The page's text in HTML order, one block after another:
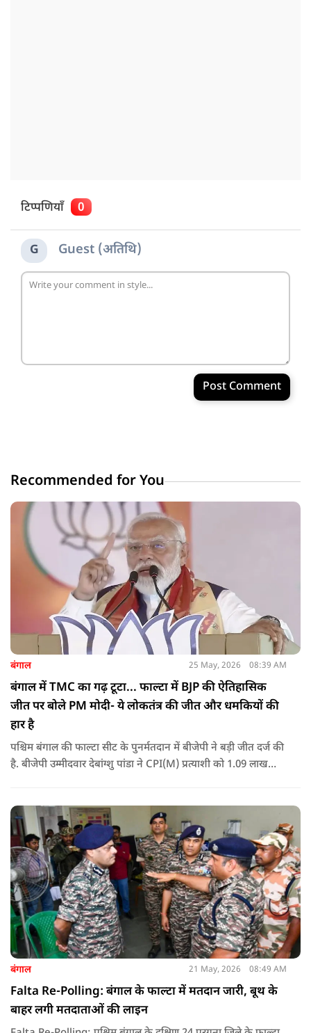
टिप्पणियाँ 0
G Guest (अतिथि)
Post Comment
Recommended for You
बंगाल 25 May, 2026 08:39 AM
बंगाल में TMC का गढ़ टूटा... फाल्टा में BJP की ऐतिहासिक
जीत पर बोले PM मोदी- ये लोकतंत्र की जीत और धमकियों की
हार है
पश्चिम बंगाल की फाल्टा सीट के पुनर्मतदान में बीजेपी ने बड़ी जीत दर्ज की
है. बीजेपी उम्मीदवार देबांग्शु पांडा ने CPI(M) प्रत्याशी को 1.09 लाख
बंगाल 21 May, 2026 08:49 AM
Falta Re-Polling: बंगाल के फाल्टा में मतदान जारी, बूथ के
बाहर लगी मतदाताओं की लाइन